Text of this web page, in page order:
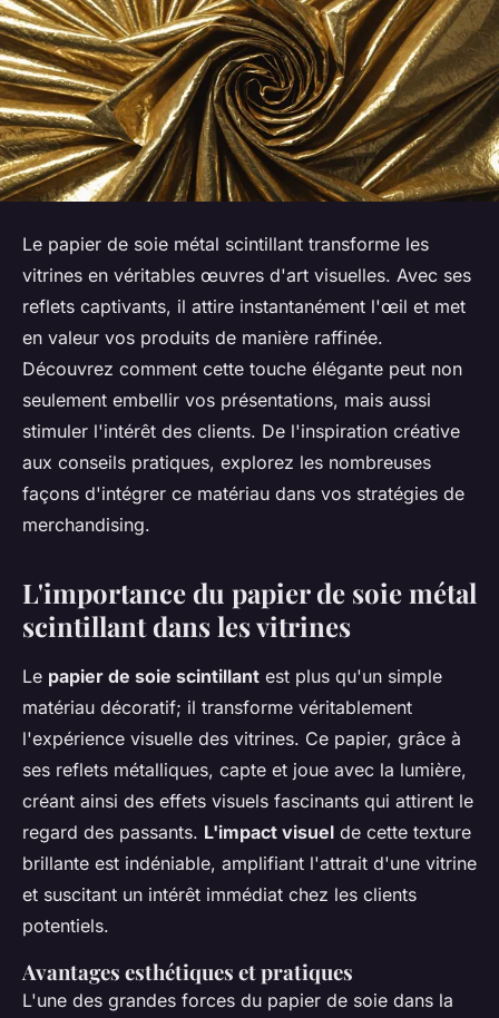
Le papier de soie métal scintillant transforme les
vitrines en véritables œuvres d'art visuelles. Avec ses
reflets captivants, il attire instantanément l'œil et met
en valeur vos produits de manière raffinée.
Découvrez comment cette touche élégante peut non
seulement embellir vos présentations, mais aussi
stimuler l'intérêt des clients. De l'inspiration créative
aux conseils pratiques, explorez les nombreuses
façons d'intégrer ce matériau dans vos stratégies de
merchandising.
L'importance du papier de soie métal
scintillant dans les vitrines
Le papier de soie scintillant est plus qu'un simple
matériau décoratif; il transforme véritablement
l'expérience visuelle des vitrines. Ce papier, grâce à
ses reflets métalliques, capte et joue avec la lumière,
créant ainsi des effets visuels fascinants qui attirent le
regard des passants. L'impact visuel de cette texture
brillante est indéniable, amplifiant l'attrait d'une vitrine
et suscitant un intérêt immédiat chez les clients
potentiels.
Avantages esthétiques et pratiques
L'une des grandes forces du papier de soie dans la